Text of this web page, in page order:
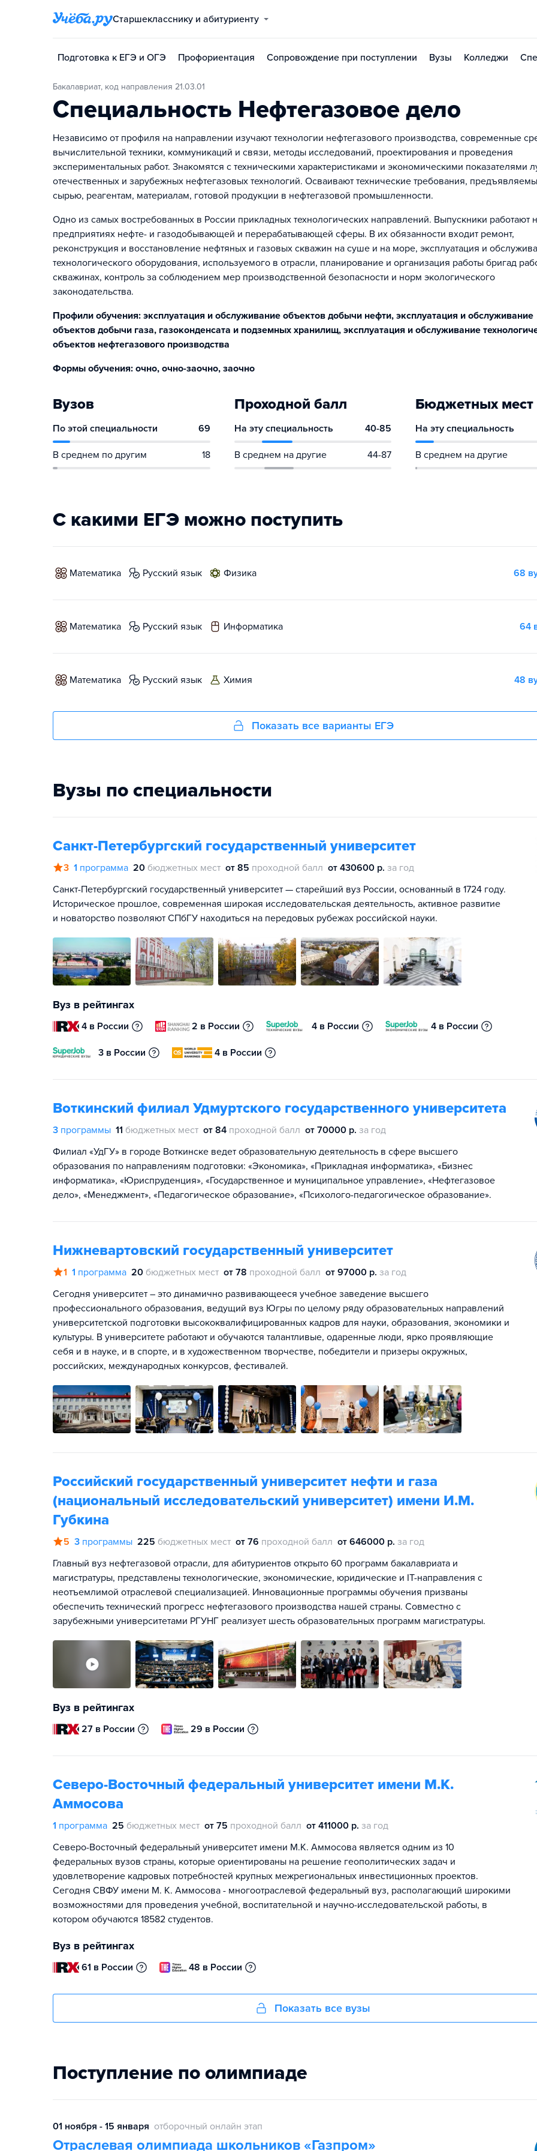
Старшекласснику и абитуриенту
Подготовка к ЕГЭ и ОГЭ Профориентация Сопровождение при поступлении Вузы Колледжи
Бакалавриат, код направления 21.03.01
Специальность Нефтегазовое дело
Независимо от профиля на направлении изучают технологии нефтегазового производства, современные
вычислительной техники, коммуникаций и связи, методы исследований, проектирования и проведения
экспериментальных работ. Знакомятся с техническими характеристиками и экономическими показателями
отечественных и зарубежных нефтегазовых технологий. Осваивают технические требования,
сырью, реагентам, материалам, готовой продукции в нефтегазовой промышленности.
Одно из самых востребованных в России прикладных технологических направлений. Выпускники работают
предприятиях нефте- и газодобывающей и перерабатывающей сферы. В их обязанности входит ремонт,
реконструкция и восстановление нефтяных и газовых скважин на суше и на море, эксплуатация и
технологического оборудования, используемого в отрасли, планирование и организация работы бригад
скважинах, контроль за соблюдением мер производственной безопасности и норм экологического
законодательства.
Профили обучения: эксплуатация и обслуживание объектов добычи нефти, эксплуатация и обслуживание
объектов добычи газа, газоконденсата и подземных хранилищ, эксплуатация и обслуживание
объектов нефтегазового производства
Формы обучения: очно, очно-заочно, заочно
Вузов
По этой специальности 69
В среднем по другим 18
Проходной балл
На эту специальность 40-85
В среднем на другие 44-87
Бюджетных мест
На эту специальность
В среднем на другие
С какими ЕГЭ можно поступить
математика русский язык физика 68
математика русский язык информатика 64
математика русский язык химия 48
Показать все варианты ЕГЭ
Вузы по специальности
Санкт-Петербургский государственный университет
3 1 программа 20 бюджетных мест от 85 проходной балл от 430600 р. за год
Санкт-Петербургский государственный университет — старейший вуз России, основанный в 1724 году.
Историческое прошлое, современная широкая исследовательская деятельность, активное развитие
и новаторство позволяют СПбГУ находиться на передовых рубежах российской науки.
Вуз в рейтингах
4 в России 2 в России 4 в России 4 в России
3 в России 4 в России
Воткинский филиал Удмуртского государственного университета
3 программы 11 бюджетных мест от 84 проходной балл от 70000 р. за год
Филиал «УдГУ» в городе Воткинске ведет образовательную деятельность в сфере высшего
образования по направлениям подготовки: «Экономика», «Прикладная информатика», «Бизнес
информатика», «Юриспруденция», «Государственное и муниципальное управление», «Нефтегазовое
дело», «Менеджмент», «Педагогическое образование», «Психолого-педагогическое образование».
Нижневартовский государственный университет
1 1 программа 20 бюджетных мест от 78 проходной балл от 97000 р. за год
Сегодня университет – это динамично развивающееся учебное заведение высшего
профессионального образования, ведущий вуз Югры по целому ряду образовательных направлений
университетской подготовки высококвалифицированных кадров для науки, образования, экономики и
культуры. В университете работают и обучаются талантливые, одаренные люди, ярко проявляющие
себя и в науке, и в спорте, и в художественном творчестве, победители и призеры окружных,
российских, международных конкурсов, фестивалей.
Российский государственный университет нефти и газа
(национальный исследовательский университет) имени И.М.
Губкина
5 3 программы 225 бюджетных мест от 76 проходной балл от 646000 р. за год
Главный вуз нефтегазовой отрасли, для абитуриентов открыто 60 программ бакалавриата и
магистратуры, представлены технологические, экономические, юридические и IT-направления с
неотъемлимой отраслевой специализацией. Инновационные программы обучения призваны
обеспечить технический прогресс нефтегазового производства нашей страны. Совместно с
зарубежными университетами РГУНГ реализует шесть образовательных программ магистратуры.
Вуз в рейтингах
27 в России 29 в России
Северо-Восточный федеральный университет имени М.К.
Аммосова
1 программа 25 бюджетных мест от 75 проходной балл от 411000 р. за год
Северо-Восточный федеральный университет имени М.К. Аммосова является одним из 10
федеральных вузов страны, которые ориентированы на решение геополитических задач и
удовлетворение кадровых потребностей крупных межрегиональных инвестиционных проектов.
Сегодня СВФУ имени М. К. Аммосова - многоотраслевой федеральный вуз, располагающий широкими
возможностями для проведения учебной, воспитательной и научно-исследовательской работы, в
котором обучаются 18582 студентов.
Вуз в рейтингах
61 в России 48 в России
Показать все вузы
Поступление по олимпиаде
01 ноября - 15 января отборочный онлайн этап
Отраслевая олимпиада школьников «Газпром»